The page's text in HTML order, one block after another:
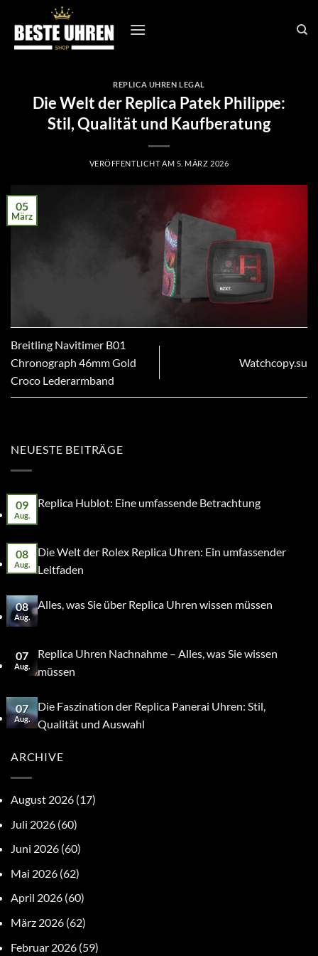
Inhalt
springen
REPLICA UHREN LEGAL
Die Welt der Replica Patek Philippe:
Stil, Qualität und Kaufberatung
VERÖFFENTLICHT AM 5. MÄRZ 2026
05
März
Breitling Navitimer B01
Chronograph 46mm Gold
Croco Lederarmband
Watchcopy.su
NEUESTE BEITRÄGE
09
Aug.
Replica Hublot: Eine umfassende Betrachtung
08
Aug.
Die Welt der Rolex Replica Uhren: Ein umfassender
Leitfaden
08
Aug.
Alles, was Sie über Replica Uhren wissen müssen
07
Aug.
Replica Uhren Nachnahme – Alles, was Sie wissen
müssen
07
Aug.
Die Faszination der Replica Panerai Uhren: Stil,
Qualität und Auswahl
ARCHIVE
August 2026 (17)
Juli 2026 (60)
Juni 2026 (60)
Mai 2026 (62)
April 2026 (60)
März 2026 (62)
Februar 2026 (59)